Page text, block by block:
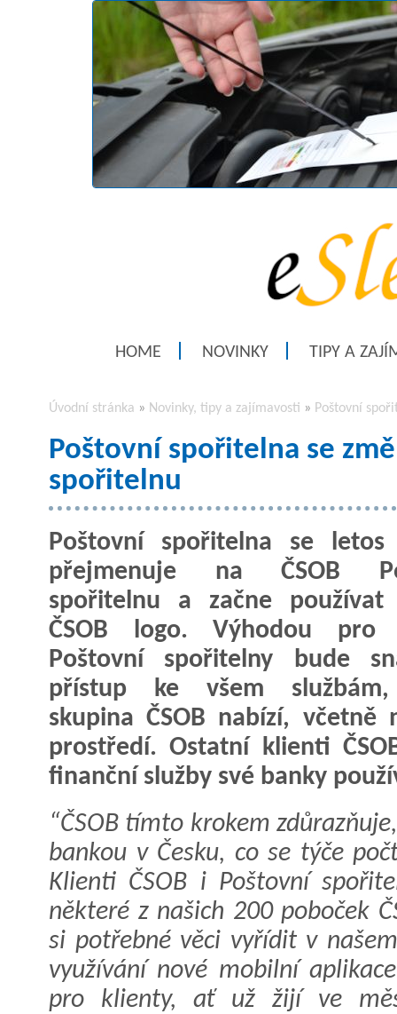
HOME NOVINKY TIPY A
Úvodní stránka » Novinky, tipy a zajímavosti » Poštovní
Poštovní spořitelna se
spořitelnu
Poštovní spořitelna se
přejmenuje na ČSOB
spořitelnu a začne používat
ČSOB logo. Výhodou pro
Poštovní spořitelny bude
přístup ke všem
skupina ČSOB nabízí, včetně
prostředí. Ostatní klienti
finanční služby své banky
“ČSOB tímto krokem
bankou v Česku, co se týče
Klienti ČSOB i Poštovní
některé z našich 200 poboček
si potřebné věci vyřídit v
využívání nové mobilní
pro klienty, ať už žijí ve